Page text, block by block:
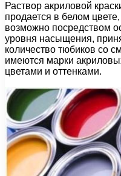
Раствор акриловой
продается в белом
возможно посредством
уровня насыщения,
количество тюбиков со
имеются марки
цветами и оттенками.